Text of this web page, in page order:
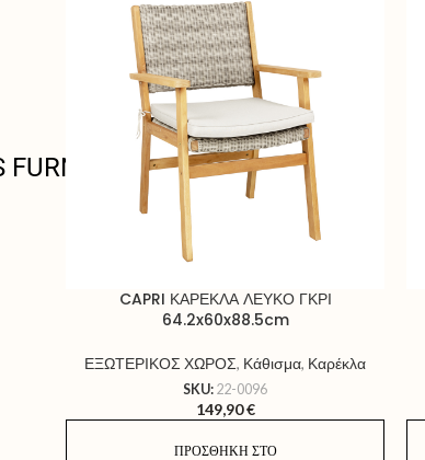
FURNITURE
CAPRI ΚΑΡΕΚΛΑ ΛΕΥΚΟ ΓΚΡΙ
64.2x60x88.5cm
ΕΞΩΤΕΡΙΚΟΣ ΧΩΡΟΣ, Κάθισμα, Καρέκλα
SKU: 22-0096
149,90€
ΠΡΟΣΘΉΚΗ ΣΤΟ